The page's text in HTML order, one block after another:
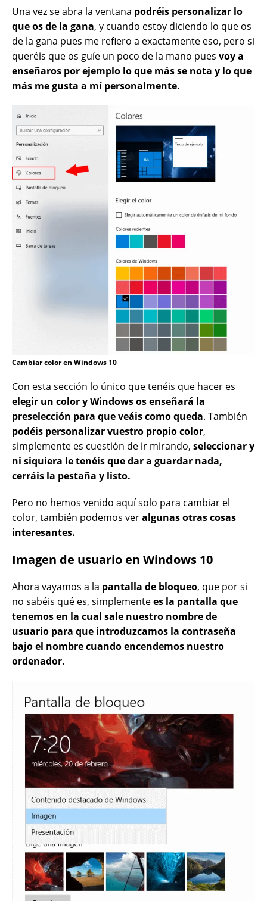
Una vez se abra la ventana podréis personalizar lo
que os de la gana, y cuando estoy diciendo lo que os
de la gana pues me refiero a exactamente eso, pero si
queréis que os guíe un poco de la mano pues voy a
enseñaros por ejemplo lo que más se nota y lo que
más me gusta a mí personalmente.
Cambiar color en Windows 10
Con esta sección lo único que tenéis que hacer es
elegir un color y Windows os enseñará la
preselección para que veáis como queda. También
podéis personalizar vuestro propio color,
simplemente es cuestión de ir mirando, seleccionar y
ni siquiera le tenéis que dar a guardar nada,
cerráis la pestaña y listo.
Pero no hemos venido aquí solo para cambiar el
color, también podemos veralgunas otras cosas
interesantes.
Imagen de usuario en Windows 10
Ahora vayamos a la pantalla de bloqueo, que por si
no sabéis qué es, simplementees la pantalla que
tenemos en la cual sale nuestro nombre de
usuario para que introduzcamos la contraseña
bajo el nombre cuando encendemos nuestro
ordenador.